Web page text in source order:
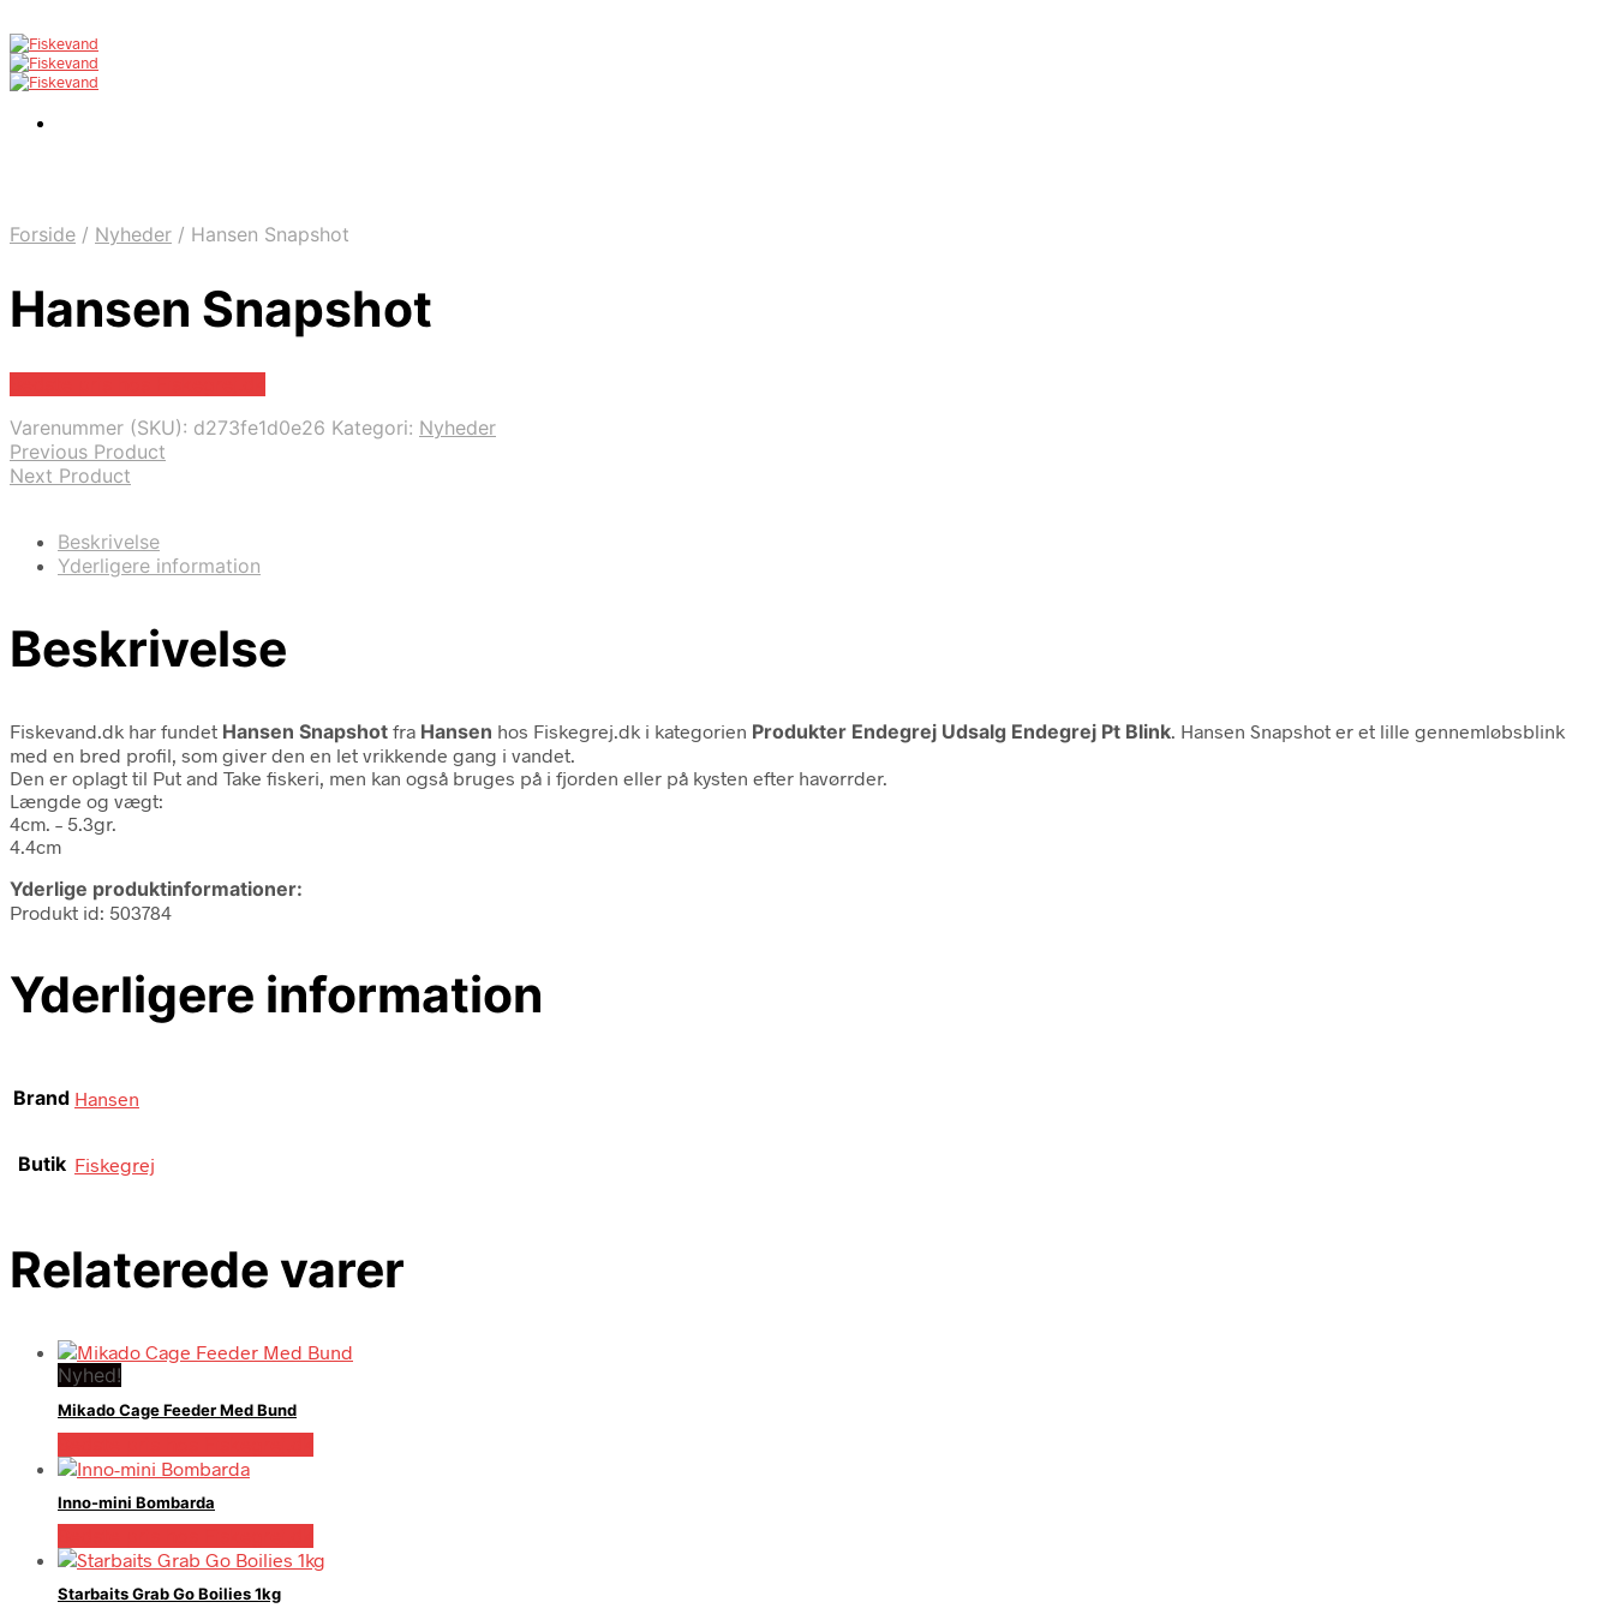
Forside / Nyheder / Hansen Snapshot
Hansen Snapshot
Varenummer (SKU): d273fe1d0e26 Kategori: Nyheder
Previous Product
Next Product
Beskrivelse
Yderligere information
Beskrivelse
Fiskevand.dk har fundet Hansen Snapshot fra Hansen hos Fiskegrej.dk i kategorien Produkter Endegrej Udsalg Endegrej Pt Blink . Hansen Snapshot er et lille gennemløbsblink
med en bred profil, som giver den en let vrikkende gang i vandet.
Den er oplagt til Put and Take fiskeri, men kan også bruges på i fjorden eller på kysten efter havørrder.
Længde og vægt:
4cm. – 5.3gr.
4.4cm
Yderlige produktinformationer:
Produkt id: 503784
Yderligere information
Brand Hansen
Butik Fiskegrej
Relaterede varer
Nyhed!
Mikado Cage Feeder Med Bund
Inno-mini Bombarda
Starbaits Grab Go Boilies 1kg